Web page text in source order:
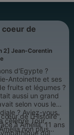
coeur de
2] Jean-Corentin
d'Egypte ?
Antoinette et ses
fruits et légumes ?
aussi un grand
selon vous le
? Aviez-vous
célèbre Tour,
non plus…
de l'Histoire",
à Amélia, 11 ans
qui